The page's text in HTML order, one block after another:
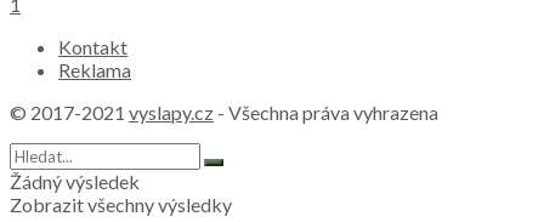
Kontakt
Reklama
© 2017-2021 vyslapy.cz - Všechna práva vyhrazena
Žádný výsledek
Zobrazit všechny výsledky